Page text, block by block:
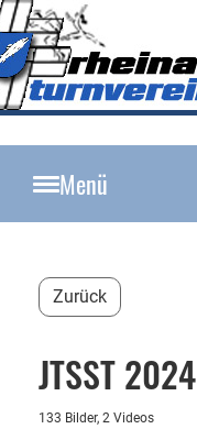
Menü
Zurück
JTSST 2024
133 Bilder, 2 Videos